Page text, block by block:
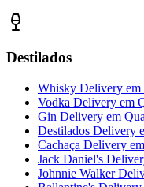
Destilados
Whisky Delivery em
Vodka Delivery em
Gin Delivery em
Destilados Delivery
Cachaça Delivery em
Jack Daniel's
Johnnie Walker